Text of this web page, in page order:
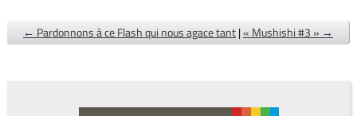
← Pardonnons à ce Flash qui nous agace tant|« Mushishi #3 » →